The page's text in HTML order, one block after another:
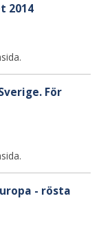
2014
För
- rösta